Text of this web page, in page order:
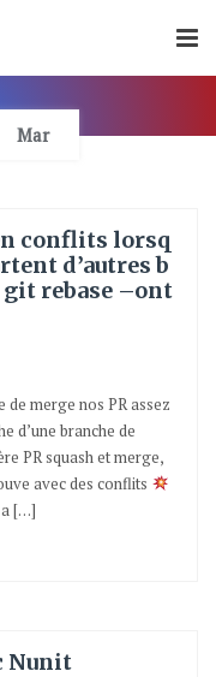
Mar
conflits lorsq
d’autres b
git rebase –ont
merge nos PR assez
d’une branche de
PR squash et merge,
avec des conflits
a […]
Nunit